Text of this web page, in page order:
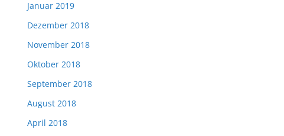
Januar 2019
Dezember 2018
November 2018
Oktober 2018
September 2018
August 2018
April 2018